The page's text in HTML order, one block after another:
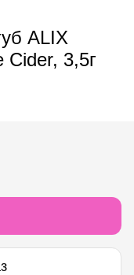
ALIX
Cider, 3,5г